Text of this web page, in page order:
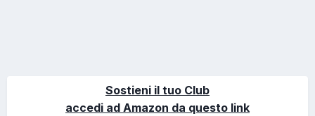
Sostieni il tuo Club
accedi ad Amazon da questo link